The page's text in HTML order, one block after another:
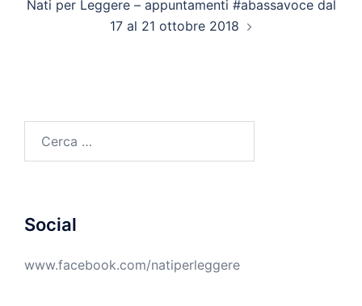
Nati per Leggere – appuntamenti #abassavoce dal
17 al 21 ottobre 2018
per:
Social
www.facebook.com/natiperleggere